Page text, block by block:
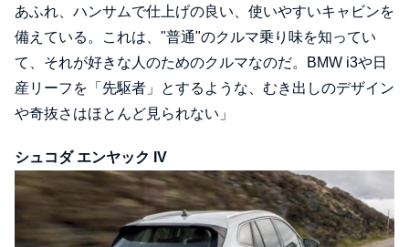
あふれ、ハンサムで仕上げの良い、使いやすいキャビンを
備えている。これは、"普通"のクルマ乗り味を知ってい
て、それが好きな人のためのクルマなのだ。BMW i3や日
産リーフを「先駆者」とするような、むき出しのデザイン
や奇抜さはほとんど見られない」
シュコダ エンヤック IV